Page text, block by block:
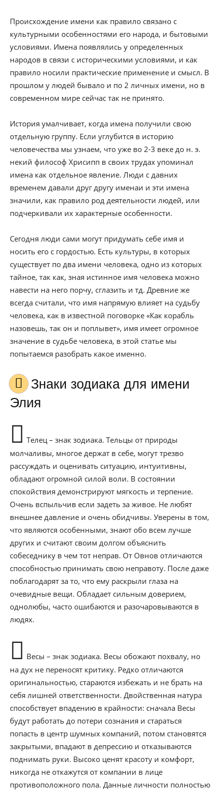
Происхождение имени как правило связано с
культурными особенностями его народа, и бытовыми
условиями. Имена появлялись у определенных
народов в связи с историческими условиями, и как
правило носили практические применение и смысл. В
прошлом у людей бывало и по 2 личных имени, но в
современном мире сейчас так не принято.
История умалчивает, когда имена получили свою
отдельную группу. Если углубится в историю
человечества мы узнаем, что уже во 2-3 веке до н. э.
некий философ Хрисипп в своих трудах упоминал
имена как отдельное явление. Люди с давних
временем давали друг другу именаи и эти имена
значили, как правило род деятельности людей, или
подчеркивали их характерные особенности.
Сегодня люди сами могут придумать себе имя и
носить его с гордостью. Есть культуры, в которых
существует по два имени человека, одно из которых
тайное, так как, зная истинное имя человека можно
навести на него порчу, сглазить и тд. Древние же
всегда считали, что имя напрямую влияет на судьбу
человека, как в известной поговорке «Как корабль
назовешь, так он и поплывет», имя имеет огромное
значение в судьбе человека, в этой статье мы
попытаемся разобрать какое именно.
Знаки зодиака для имени
Элия
Телец – знак зодиака. Тельцы от природы
молчаливы, многое держат в себе, могут трезво
рассуждать и оценивать ситуацию, интуитивны,
обладают огромной силой воли. В состоянии
спокойствия демонстрируют мягкость и терпение.
Очень вспыльчив если задеть за живое. Не любят
внешнее давление и очень обидчивы. Уверены в том,
что являются особенными, знают обо всем лучше
других и считают своим долгом объяснить
собеседнику в чем тот неправ. От Овнов отличаются
способностью принимать свою неправоту. После даже
поблагодарят за то, что ему раскрыли глаза на
очевидные вещи. Обладает сильным доверием,
однолюбы, часто ошибаются и разочаровываются в
людях.
Весы – знак зодиака. Весы обожают похвалу, но
на дух не переносят критику. Редко отличаются
оригинальностью, стараются избежать и не брать на
себя лишней ответственности. Двойственная натура
способствует впадению в крайности: сначала Весы
будут работать до потери сознания и стараться
попасть в центр шумных компаний, потом становятся
закрытыми, впадают в депрессию и отказываются
поднимать руки. Высоко ценят красоту и комфорт,
никогда не откажутся от компании в лице
противоположного пола. Данные личности полностью